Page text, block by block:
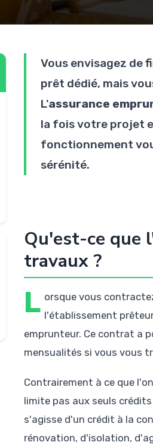
Vous envisagez de
prêt dédié, mais
L'assurance
la fois votre projet
fonctionnement
sérénité.
Qu'est-ce que
travaux ?
L orsque vous
l'établissement
emprunteur. Ce contrat a
mensualités si vous vous
Contrairement à ce que
limite pas aux seuls
s'agisse d'un crédit à la
rénovation, d'isolation,